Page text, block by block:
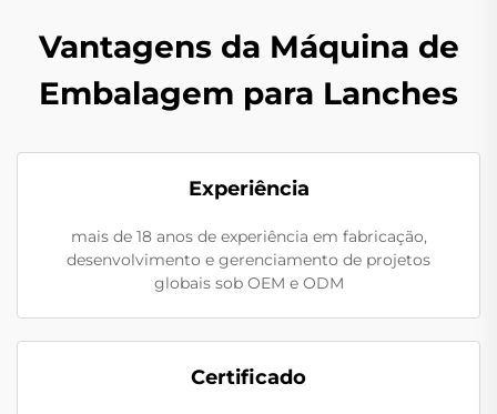
Vantagens da Máquina de
Embalagem para Lanches
Experiência
mais de 18 anos de experiência em fabricação,
desenvolvimento e gerenciamento de projetos
globais sob OEM e ODM
Certificado